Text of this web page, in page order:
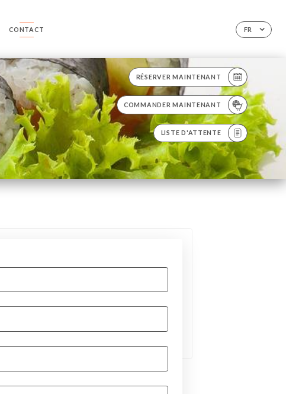
FR
CONTACT
RÉSERVER MAINTENANT
COMMANDER MAINTENANT
LISTE D'ATTENTE